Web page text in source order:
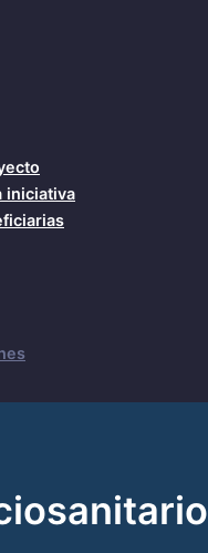
iniciativa